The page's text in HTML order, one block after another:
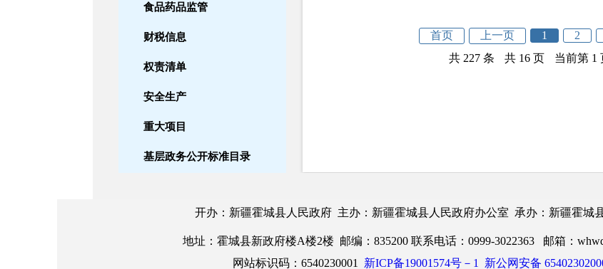
食品药品监管
财税信息
权责清单
安全生产
重大项目
基层政务公开标准目录
养老服务
首页 上一页 1 2
共 227 条
共 16 页 当前第 1
开办：新疆霍城县人民政府 主办：新疆霍城县人民政府办公室 承办：新疆霍城
地址：霍城县新政府楼A楼2楼 邮编：835200 联系电话：0999-3022363 邮箱：
网站标识码：6540230001 新ICP备19001574号－1 新公网安备